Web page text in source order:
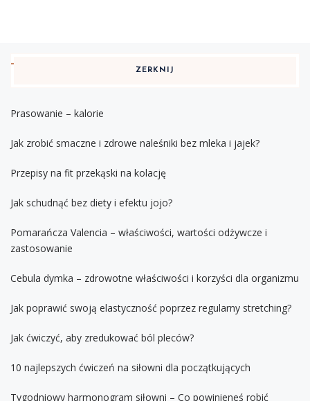
ZERKNIJ
Prasowanie – kalorie
Jak zrobić smaczne i zdrowe naleśniki bez mleka i jajek?
Przepisy na fit przekąski na kolację
Jak schudnąć bez diety i efektu jojo?
Pomarańcza Valencia – właściwości, wartości odżywcze i
zastosowanie
Cebula dymka – zdrowotne właściwości i korzyści dla organizmu
Jak poprawić swoją elastyczność poprzez regularny stretching?
Jak ćwiczyć, aby zredukować ból pleców?
10 najlepszych ćwiczeń na siłowni dla początkujących
Tygodniowy harmonogram siłowni – Co powinieneś robić